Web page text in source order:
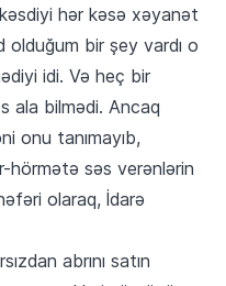
hər kəsə xəyanət
olduğum bir şey vardı o
idi. Və heç bir
ala bilmədi. Ancaq
onu tanımayıb,
hörmətə səs verənlərin
olaraq, İdarə
abrını satın